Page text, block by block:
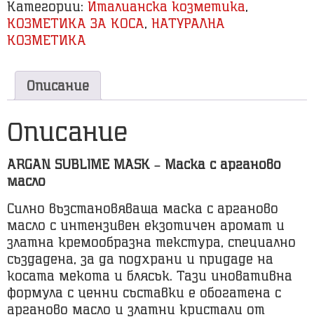
Категории: Италианска козметика
КОЗМЕТИКА ЗА КОСА НАТУРАЛНА
КОЗМЕТИКА
Описание
Описание
ARGAN SUBLIME MASK – Маска с арганово
масло
Силно възстановяваща маска с арганово
масло с интензивен екзотичен аромат и
златна кремообразна текстура, специално
създадена, за да подхрани и придаде на
косата мекота и блясък. Тази иновативна
формула с ценни съставки е обогатена с
арганово масло и златни кристали от